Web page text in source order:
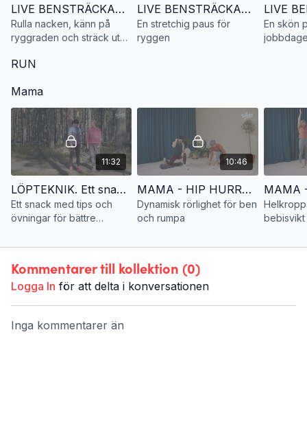
LIVE BENSTRÄCKARE. Rulla nacken, känn på ryggraden och sträck ut baksidan
Rulla nacken, känn på
ryggraden och sträck ut
LIVE BENSTRÄCKARE. En stretchig paus för ryggen
En stretchig paus för
ryggen
En skön
RUN
Mama
11:32
LÖPTEKNIK. Ett snack med tips och övningar för bättre löpteknik
Ett snack med tips och
övningar för bättre
10:46
MAMA - HIP HURRA. Dynamisk rörlighet för ben och rumpa
Dynamisk rörlighet för ben
och rumpa
bebisvikt
Kommentarer till kollektion (0)
Logga In för att delta i konversationen
Inga kommentarer än